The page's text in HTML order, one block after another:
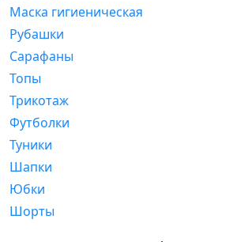
Маска гигиеническая
Рубашки
Сарафаны
Топы
Трикотаж
Футболки
Туники
Шапки
Юбки
Шорты